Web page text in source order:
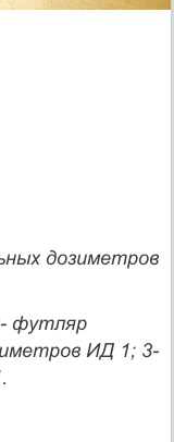
дозиметров
футляр
ИД 1; 3-